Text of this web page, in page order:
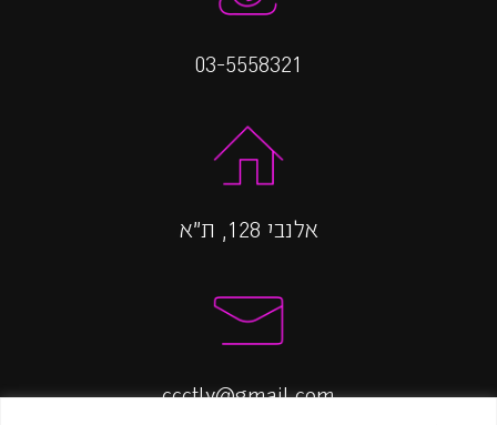
03-5558321
אלנבי 128, ת״א
ccctlv@gmail.com